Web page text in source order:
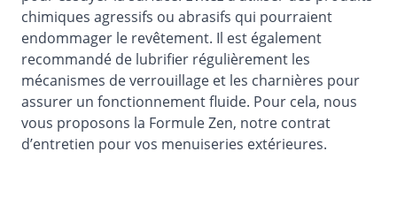
chimiques agressifs ou abrasifs qui pourraient
endommager le revêtement. Il est également
recommandé de lubrifier régulièrement les
mécanismes de verrouillage et les charnières pour
assurer un fonctionnement fluide. Pour cela, nous
vous proposons la Formule Zen, notre contrat
d’entretien pour vos menuiseries extérieures.